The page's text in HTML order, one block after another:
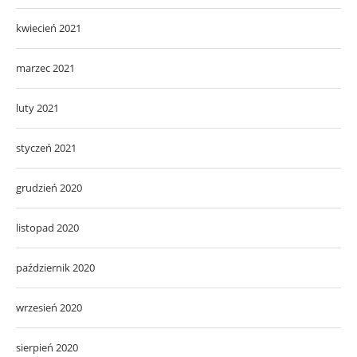
kwiecień 2021
marzec 2021
luty 2021
styczeń 2021
grudzień 2020
listopad 2020
październik 2020
wrzesień 2020
sierpień 2020